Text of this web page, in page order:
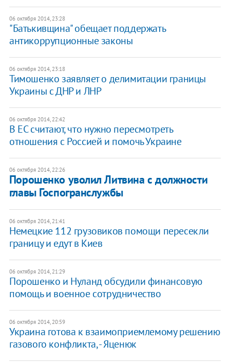
06 октября 2014, 23:28
"Батькивщина" обещает поддержать
антикоррупционные законы
06 октября 2014, 23:18
Тимошенко заявляет о делимитации границы
Украины с ДНР и ЛНР
06 октября 2014, 22:42
В ЕС считают, что нужно пересмотреть
отношения с Россией и помочь Украине
06 октября 2014, 22:26
Порошенко уволил Литвина с должности
главы Госпогранслужбы
06 октября 2014, 21:41
Немецкие 112 грузовиков помощи пересекли
границу и едут в Киев
06 октября 2014, 21:29
Порошенко и Нуланд обсудили финансовую
помощь и военное сотрудничество
06 октября 2014, 20:59
Украина готова к взаимоприемлемому решению
газового конфликта, - Яценюк